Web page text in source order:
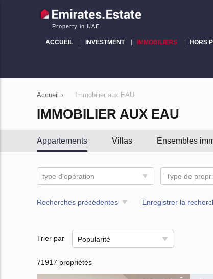
Property in UAE
ACCUEIL INVESTMENT IMMOBILIERS HORS
Accueil › Immobilier aux EAU
IMMOBILIER AUX EAU
Appartements Villas Ensembles
type d'opération Type de
Recherches précédentes Enregistrer la
Trier par Popularité
71917 propriétés